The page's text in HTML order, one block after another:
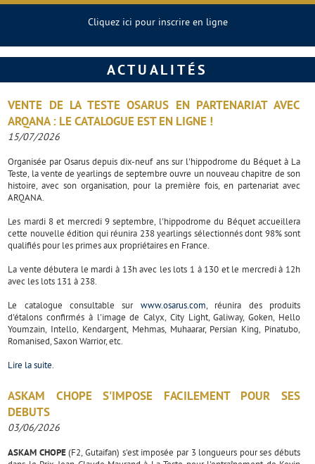
Cliquez ici pour inscrire en ligne
ACTUALITÉS
VENTE DE LA TESTE OSARUS EN PARTENARIAT AVEC
ARQANA : LE CATALOGUE EST EN LIGNE !
15/07/2026
Organisée par Osarus depuis dix-neuf ans sur l'hippodrome du Béquet à La
Teste, la vente de yearlings de septembre ouvre un nouveau chapitre de son
histoire, avec son organisation, pour la première fois, en partenariat avec
ARQANA.
Les mardi 8 et mercredi 9 septembre, l'hippodrome du Béquet accueillera
cette nouvelle édition qui réunira 238 yearlings sélectionnés dont 98% sont
qualifiés pour les primes aux propriétaires en France.
La vente débutera le mardi à 13h avec les lots 1 à 130 et le mercredi à 12h
avec les lots 131 à 238.
Le catalogue consultable sur www.osarus.com , réunira des produits
d'étalons confirmés à l'image de Calyx, City Light, Galiway, Goken, Hello
Youmzain, Intello, Kendargent, Mehmas, Muhaarar, Persian King, Pinatubo,
Romanised, Saxon Warrior, etc.
Lire la suite
ASKAM CHOPE S'IMPOSE FACILEMENT POUR SES
DEBUTS
03/06/2026
ASKAM CHOPE(F2, Gutaifan) s'est imposée par 3 longueurs pour ses débuts